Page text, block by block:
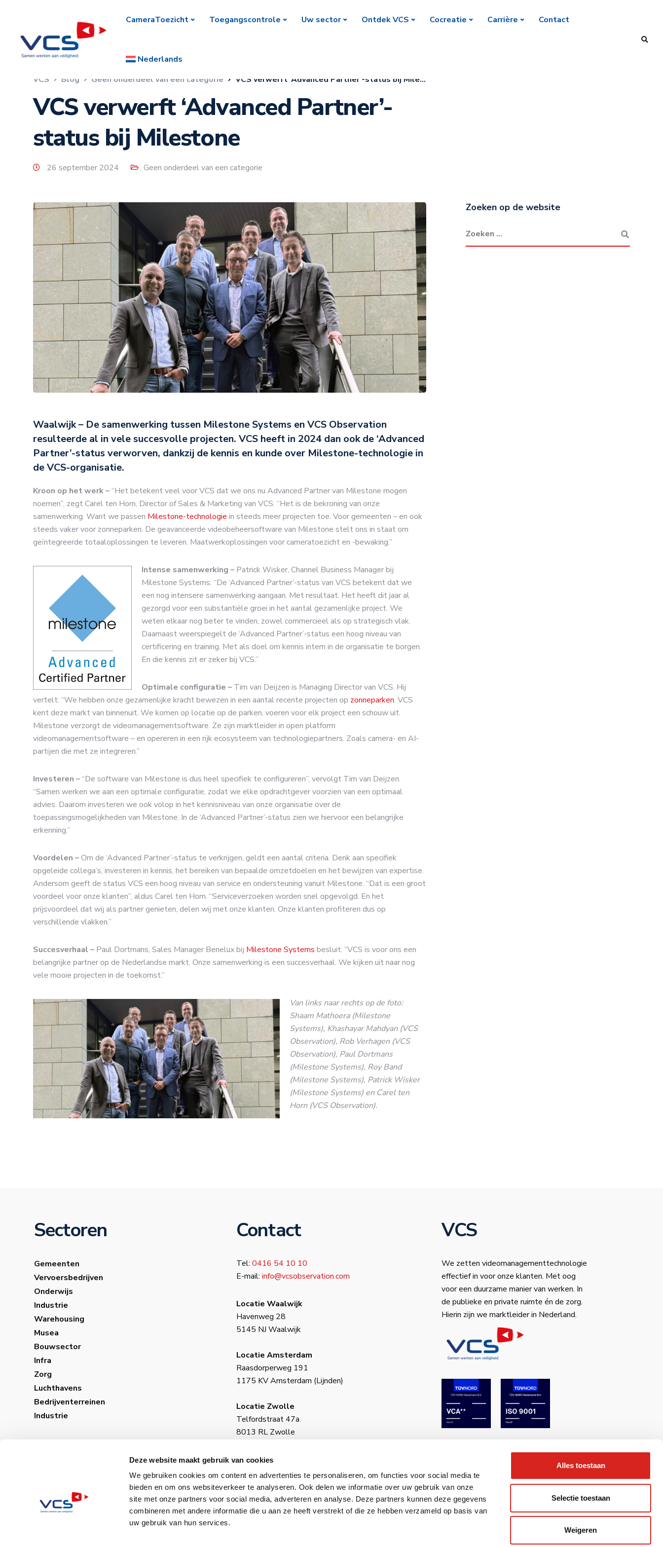
Deze website maakt gebruik van cookies
We gebruiken cookies om content en advertenties te personaliseren, om functies voor social media te
bieden en om ons websiteverkeer te analyseren. Ook delen we informatie over uw gebruik van onze
site met onze partners voor social media, adverteren en analyse. Deze partners kunnen deze gegevens
combineren met andere informatie die u aan ze heeft verstrekt of die ze hebben verzameld op basis van
uw gebruik van hun services.
Alles toestaan
Selectie toestaan
Weigeren
CameraToezicht Toegangscontrole Uw sector Ontdek VCS Cocreatie Carrière Contact
Nederlands
VCS
Blog Geen onderdeel van een categorie VCS verwerft ‘Advanced Partner’-status bij Milestone
VCS verwerft ‘Advanced Partner’-
status bij Milestone
26 september 2024 Geen onderdeel van een categorie
Waalwijk – De samenwerking tussen Milestone Systems en VCS Observation
resulteerde al in vele succesvolle projecten. VCS heeft in 2024 dan ook de ‘Advanced
Partner’-status verworven, dankzij de kennis en kunde over Milestone-technologie in
de VCS-organisatie.
Kroon op het werk –“Het betekent veel voor VCS dat we ons nu Advanced Partner van Milestone mogen
noemen”, zegt Carel ten Horn, Director of Sales & Marketing van VCS. “Het is de bekroning van onze
samenwerking. Want we passen Milestone-technologie in steeds meer projecten toe. Voor gemeenten – en ook
steeds vaker voor zonneparken. De geavanceerde videobeheersoftware van Milestone stelt ons in staat om
geïntegreerde totaaloplossingen te leveren. Maatwerkoplossingen voor cameratoezicht en -bewaking.”
Intense samenwerking – Patrick Wisker, Channel Business Manager bij
Milestone Systems: “De ‘Advanced Partner’-status van VCS betekent dat we
een nog intensere samenwerking aangaan. Met resultaat. Het heeft dit jaar al
gezorgd voor een substantiële groei in het aantal gezamenlijke project. We
weten elkaar nog beter te vinden, zowel commercieel als op strategisch vlak.
Daarnaast weerspiegelt de ‘Advanced Partner’-status een hoog niveau van
certificering en training. Met als doel om kennis intern in de organisatie te borgen.
En die kennis zit er zeker bij VCS.”
Optimale configuratie – Tim van Deijzen is Managing Director van VCS. Hij
vertelt: “We hebben onze gezamenlijke kracht bewezen in een aantal recente projecten op zonneparken. VCS
kent deze markt van binnenuit. We komen op locatie op de parken, voeren voor elk project een schouw uit.
Milestone verzorgt de videomanagementsoftware. Ze zijn marktleider in open platform
videomanagementsoftware – en opereren in een rijk ecosysteem van technologiepartners. Zoals camera- en AI-
partijen die met ze integreren.”
Investeren –“De software van Milestone is dus heel specifiek te configureren”, vervolgt Tim van Deijzen.
“Samen werken we aan een optimale configuratie, zodat we elke opdrachtgever voorzien van een optimaal
advies. Daarom investeren we ook volop in het kennisniveau van onze organisatie over de
toepassingsmogelijkheden van Milestone. In de ‘Advanced Partner’-status zien we hiervoor een belangrijke
erkenning.”
Voordelen –Om de ‘Advanced Partner’-status te verkrijgen, geldt een aantal criteria. Denk aan specifiek
opgeleide collega’s, investeren in kennis, het bereiken van bepaalde omzetdoelen en het bewijzen van expertise.
Andersom geeft de status VCS een hoog niveau van service en ondersteuning vanuit Milestone. “Dat is een groot
voordeel voor onze klanten”, aldus Carel ten Horn. “Serviceverzoeken worden snel opgevolgd. En het
prijsvoordeel dat wij als partner genieten, delen wij met onze klanten. Onze klanten profiteren dus op
verschillende vlakken.”
Succesverhaal – Paul Dortmans, Sales Manager Benelux bij Milestone Systems besluit: “VCS is voor ons een
belangrijke partner op de Nederlandse markt. Onze samenwerking is een succesverhaal. We kijken uit naar nog
vele mooie projecten in de toekomst.”
Van links naar rechts op de foto:
Shaam Mathoera (Milestone
Systems), Khashayar Mahdyan (VCS
Observation), Rob Verhagen (VCS
Observation), Paul Dortmans
(Milestone Systems), Roy Band
(Milestone Systems), Patrick Wisker
(Milestone Systems) en Carel ten
Horn (VCS Observation).
Zoeken op de website
Sectoren
Gemeenten
Vervoersbedrijven
Onderwijs
Industrie
Warehousing
Musea
Bouwsector
Infra
Zorg
Luchthavens
Bedrijventerreinen
Industrie
Contact
Tel: 0416 54 10 10
E-mail: info@vcsobservation.com
Locatie Waalwijk
Havenweg 28
5145 NJ Waalwijk
Locatie Amsterdam
Raasdorperweg 191
1175 KV Amsterdam (Lijnden)
Locatie Zwolle
Telfordstraat 47a
8013 RL Zwolle
BIC: INGBNL2A
KvK-nummer: 18130973
ING–IBAN: NL34 INGB 0650 4985 77
VCS
We zetten videomanagementtechnologie
effectief in voor onze klanten. Met oog
voor een duurzame manier van werken. In
de publieke en private ruimte én de zorg.
Hierin zijn we marktleider in Nederland.